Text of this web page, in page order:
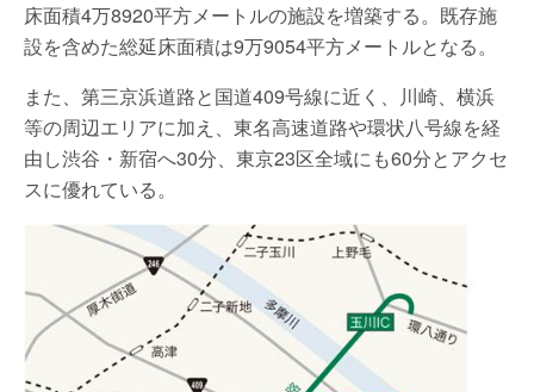
床面積4万8920平方メートルの施設を増築する。既存施
設を含めた総延床面積は9万9054平方メートルとなる。
また、第三京浜道路と国道409号線に近く、川崎、横浜
等の周辺エリアに加え、東名高速道路や環状八号線を経
由し渋谷・新宿へ30分、東京23区全域にも60分とアクセ
スに優れている。